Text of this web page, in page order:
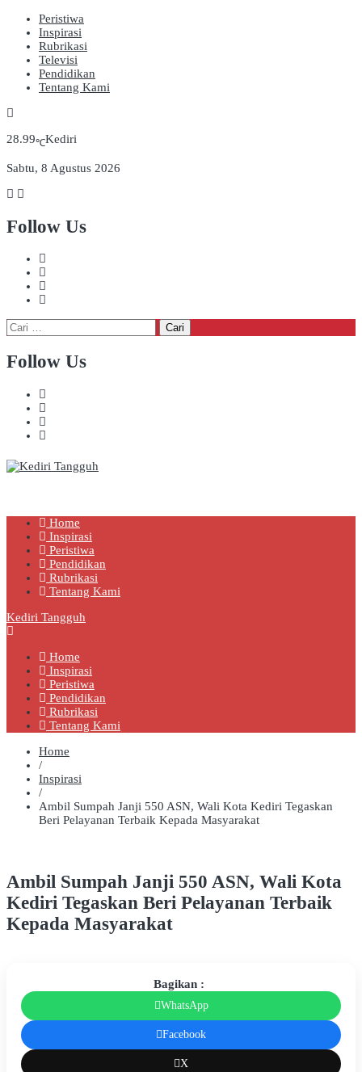
Peristiwa
Inspirasi
Rubrikasi
Televisi
Pendidikan
Tentang Kami
28.99℃Kediri
Sabtu, 8 Agustus 2026
Follow Us
Cari
untuk:
Follow Us
Home
Inspirasi
Peristiwa
Pendidikan
Rubrikasi
Tentang Kami
Kediri Tangguh
Home
Inspirasi
Peristiwa
Pendidikan
Rubrikasi
Tentang Kami
Home
/
Inspirasi
/
Ambil Sumpah Janji 550 ASN, Wali Kota Kediri Tegaskan
Beri Pelayanan Terbaik Kepada Masyarakat
Ambil Sumpah Janji 550 ASN, Wali Kota
Kediri Tegaskan Beri Pelayanan Terbaik
Kepada Masyarakat
Bagikan :
WhatsApp
Facebook
X